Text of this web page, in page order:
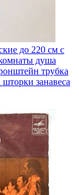
до 220 см с
душа
трубка
занавеса